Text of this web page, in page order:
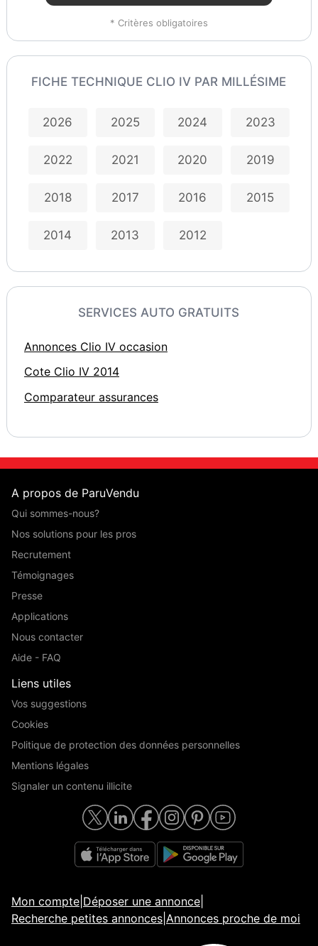
* Critères obligatoires
FICHE TECHNIQUE CLIO IV PAR MILLÉSIME
2026 2025 2024 2023
2022 2021 2020 2019
2018 2017 2016 2015
2014 2013 2012
SERVICES AUTO GRATUITS
Annonces Clio IV occasion
Cote Clio IV 2014
Comparateur assurances
A propos de ParuVendu
Qui sommes-nous?
Nos solutions pour les pros
Recrutement
Témoignages
Presse
Applications
Nous contacter
Aide - FAQ
Liens utiles
Vos suggestions
Cookies
Politique de protection des données personnelles
Mentions légales
Signaler un contenu illicite
Mon compte Déposer une annonce
Recherche petites annonces Annonces proche de moi